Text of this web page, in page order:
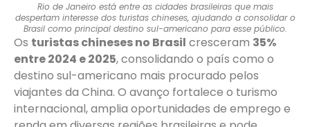
Rio de Janeiro está entre as cidades brasileiras que mais
despertam interesse dos turistas chineses, ajudando a consolidar o
Brasil como principal destino sul-americano para esse público.
Os turistas chineses no Brasil cresceram 35%
entre 2024 e 2025, consolidando o país como o
destino sul-americano mais procurado pelos
viajantes da China. O avanço fortalece o turismo
internacional, amplia oportunidades de emprego e